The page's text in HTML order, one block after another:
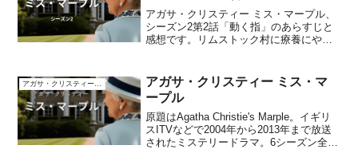
アガサ・クリスティー ミス・マープル、
シーズン2第2話「動く指」のあらすじと
感想です。リムストック村に療養にやっ
まれてしまいます。あらすじバイク事故
で怪我をしたジェリー...
アガサ・クリスティー ミス・マ
ープル
原題はAgatha Christie's Marple。イギリ
スITVなどで2004年から2013年まで放送
されたミステリードラマ。6シーズン全23